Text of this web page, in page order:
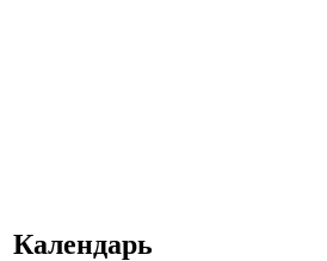
Календарь